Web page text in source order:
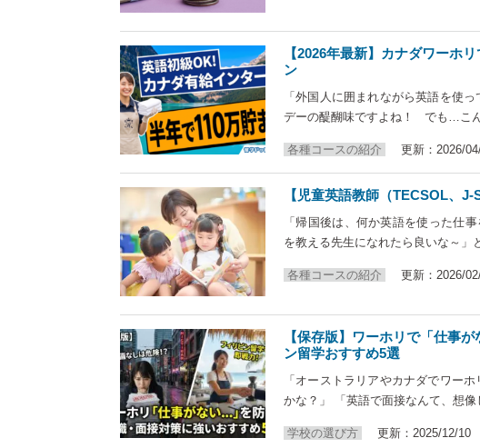
【2026年最新】カナダワーホ
ン
「外国人に囲まれながら英語を使
デーの醍醐味ですよね！ でも…こ
各種コースの紹介 更新：2026/
【児童英語教師（TECSOL、
「帰国後は、何か英語を使った仕
を教える先生になれたら良いな～
各種コースの紹介 更新：2026/
【保存版】ワーホリで「仕事
ン留学おすすめ5選
「オーストラリアやカナダでワー
かな？」 「英語で面接なんて、想
学校の選び方 更新：2025/12/10